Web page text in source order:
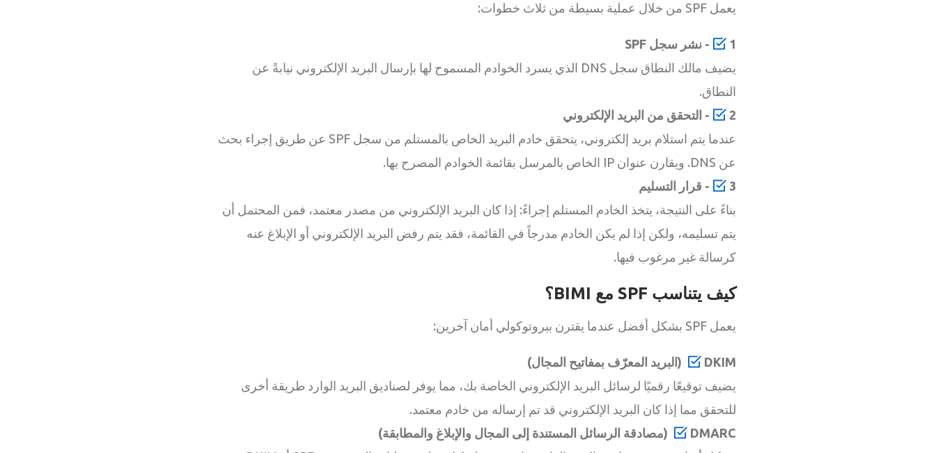
يعمل SPF من خلال عملية بسيطة من ثلاث خطوات:
1- نشر سجل SPF
يضيف مالك النطاق سجل DNS الذي يسرد الخوادم المسموح لها بإرسال البريد الإلكتروني نيابةً عن
النطاق.
2- التحقق من البريد الإلكتروني
عندما يتم استلام بريد إلكتروني، يتحقق خادم البريد الخاص بالمستلم من سجل SPF عن طريق إجراء بحث
عن DNS. ويقارن عنوان IP الخاص بالمرسل بقائمة الخوادم المصرح بها.
3- قرار التسليم
بناءً على النتيجة، يتخذ الخادم المستلم إجراءً: إذا كان البريد الإلكتروني من مصدر معتمد، فمن المحتمل أن
يتم تسليمه، ولكن إذا لم يكن الخادم مدرجاً في القائمة، فقد يتم رفض البريد الإلكتروني أو الإبلاغ عنه
كرسالة غير مرغوب فيها.
كيف يتناسب SPF مع BIMI؟
يعمل SPF بشكل أفضل عندما يقترن ببروتوكولي أمان آخرين:
DKIM (البريد المعرّف بمفاتيح المجال)
يضيف توقيعًا رقميًا لرسائل البريد الإلكتروني الخاصة بك، مما يوفر لصناديق البريد الوارد طريقة أخرى
للتحقق مما إذا كان البريد الإلكتروني قد تم إرساله من خادم معتمد.
DMARC (مصادقة الرسائل المستندة إلى المجال والإبلاغ والمطابقة)